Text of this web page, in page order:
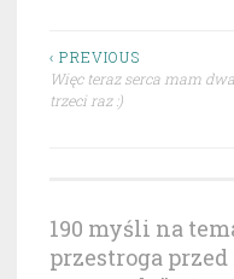
Nawigacja
wpisu
‹ PREVIOUS
Więc teraz serca mam
trzeci raz :)
190 myśli na
przestroga